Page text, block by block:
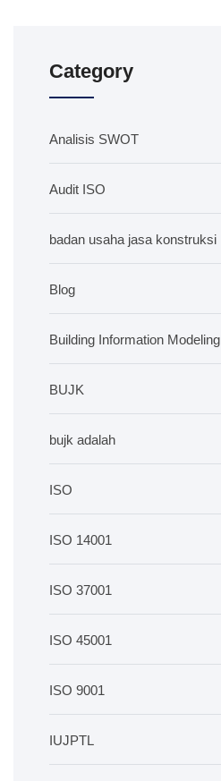
Category
Analisis SWOT
Audit ISO
badan usaha jasa konstruksi
Blog
Building Information Modeling
BUJK
bujk adalah
ISO
ISO 14001
ISO 37001
ISO 45001
ISO 9001
IUJPTL